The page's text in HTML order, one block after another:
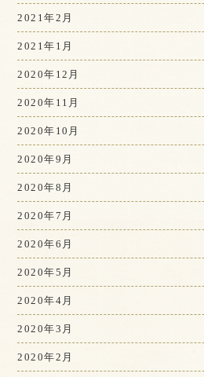
2021年2月
2021年1月
2020年12月
2020年11月
2020年10月
2020年9月
2020年8月
2020年7月
2020年6月
2020年5月
2020年4月
2020年3月
2020年2月